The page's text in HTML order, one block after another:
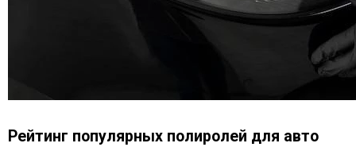
Рейтинг популярных полиролей для авто